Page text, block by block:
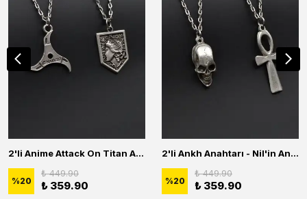
2'li Anime Attack On Titan Acrylic Maria Anime Naruto Erkek Kadın Kolye Seti
%20
₺ 449.90
₺ 359.90
2'li Ankh Anahtarı - Nil'in Anahtarı - Kuru Kafa Erkek Kadın Kolye Seti
%20
₺ 449.90
₺ 359.90